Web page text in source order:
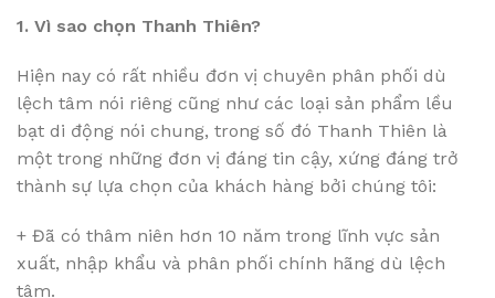
1. Vì sao chọn Thanh Thiên?
Hiện nay có rất nhiều đơn vị chuyên phân phối dù
lệch tâm nói riêng cũng như các loại sản phẩm lều
bạt di động nói chung, trong số đó Thanh Thiên là
một trong những đơn vị đáng tin cậy, xứng đáng trở
thành sự lựa chọn của khách hàng bởi chúng tôi:
+ Đã có thâm niên hơn 10 năm trong lĩnh vực sản
xuất, nhập khẩu và phân phối chính hãng dù lệch
tâm.